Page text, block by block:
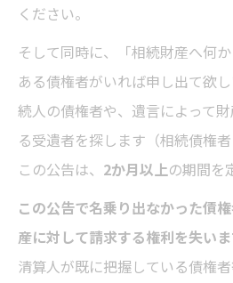
ください。
そして同時に、「相続財産へ何
ある債権者がいれば申し出て欲
続人の債権者や、遺言によって
る受遺者を探します（相続債権
この公告は、 2か月以上の期間を
この公告で名乗り出なかった債
産に対して請求する権利を失い
清算人が既に把握している債権